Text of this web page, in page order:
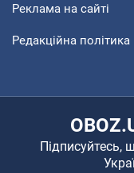
Реклама на сайті
Редакційна політика
Підписуйтесь,